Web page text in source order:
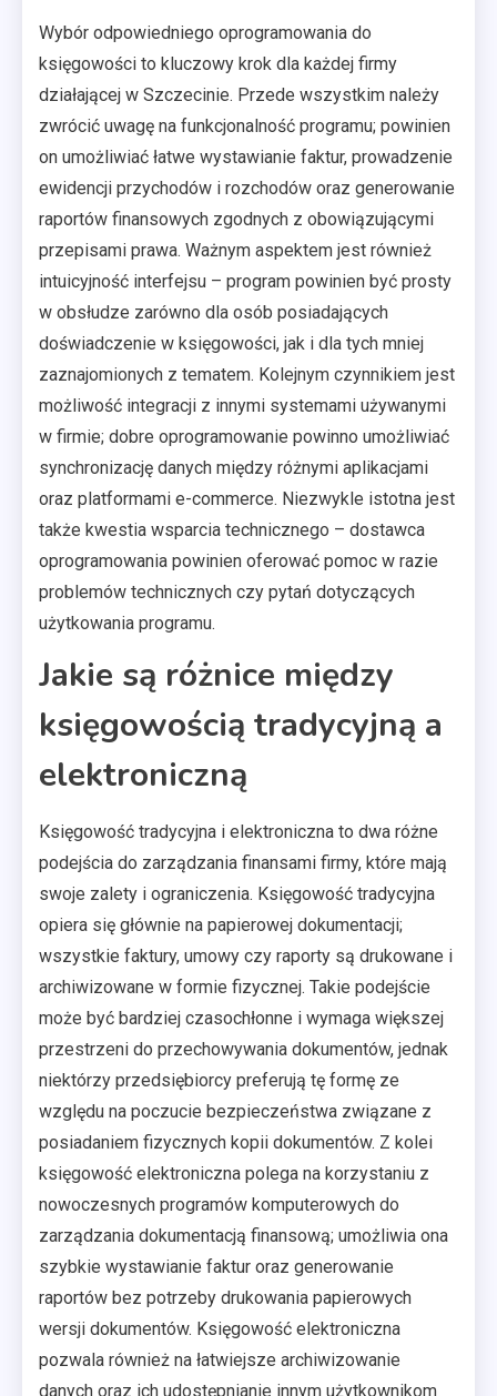
Wybór odpowiedniego oprogramowania do
księgowości to kluczowy krok dla każdej firmy
działającej w Szczecinie. Przede wszystkim należy
zwrócić uwagę na funkcjonalność programu; powinien
on umożliwiać łatwe wystawianie faktur, prowadzenie
ewidencji przychodów i rozchodów oraz generowanie
raportów finansowych zgodnych z obowiązującymi
przepisami prawa. Ważnym aspektem jest również
intuicyjność interfejsu – program powinien być prosty
w obsłudze zarówno dla osób posiadających
doświadczenie w księgowości, jak i dla tych mniej
zaznajomionych z tematem. Kolejnym czynnikiem jest
możliwość integracji z innymi systemami używanymi
w firmie; dobre oprogramowanie powinno umożliwiać
synchronizację danych między różnymi aplikacjami
oraz platformami e-commerce. Niezwykle istotna jest
także kwestia wsparcia technicznego – dostawca
oprogramowania powinien oferować pomoc w razie
problemów technicznych czy pytań dotyczących
użytkowania programu.
Jakie są różnice między
księgowością tradycyjną a
elektroniczną
Księgowość tradycyjna i elektroniczna to dwa różne
podejścia do zarządzania finansami firmy, które mają
swoje zalety i ograniczenia. Księgowość tradycyjna
opiera się głównie na papierowej dokumentacji;
wszystkie faktury, umowy czy raporty są drukowane i
archiwizowane w formie fizycznej. Takie podejście
może być bardziej czasochłonne i wymaga większej
przestrzeni do przechowywania dokumentów, jednak
niektórzy przedsiębiorcy preferują tę formę ze
względu na poczucie bezpieczeństwa związane z
posiadaniem fizycznych kopii dokumentów. Z kolei
księgowość elektroniczna polega na korzystaniu z
nowoczesnych programów komputerowych do
zarządzania dokumentacją finansową; umożliwia ona
szybkie wystawianie faktur oraz generowanie
raportów bez potrzeby drukowania papierowych
wersji dokumentów. Księgowość elektroniczna
pozwala również na łatwiejsze archiwizowanie
danych oraz ich udostępnianie innym użytkownikom